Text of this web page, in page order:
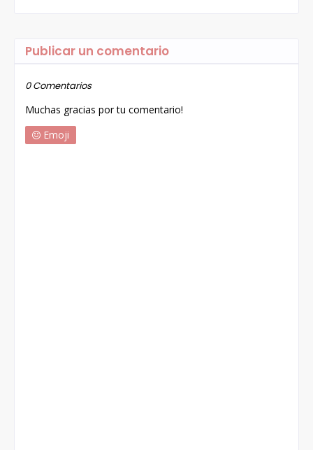
Publicar un comentario
0 Comentarios
Muchas gracias por tu comentario!
Emoji